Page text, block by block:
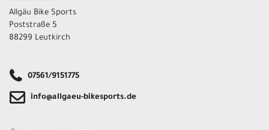
Allgäu Bike Sports
Poststraße 5
88299 Leutkirch
07561/9151775
info@allgaeu-bikesports.de